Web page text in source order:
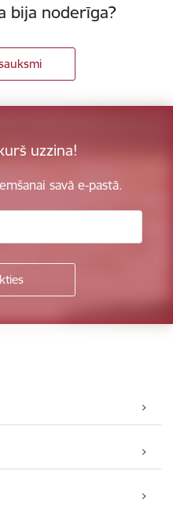
bija noderīga?
uzzina!
savā e-pastā.